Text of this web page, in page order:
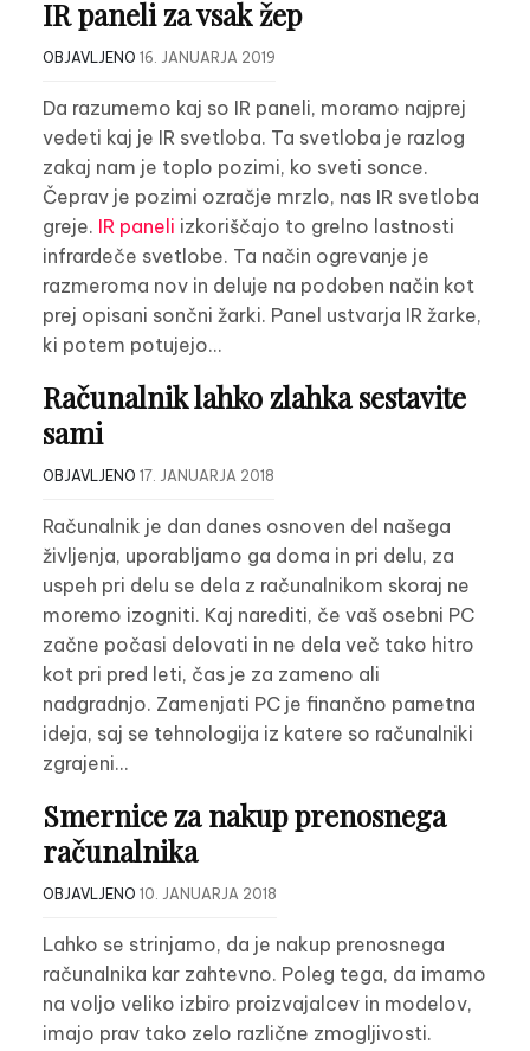
IR paneli za vsak žep
OBJAVLJENO 16. JANUARJA 2019
Da razumemo kaj so IR paneli, moramo najprej
vedeti kaj je IR svetloba. Ta svetloba je razlog
zakaj nam je toplo pozimi, ko sveti sonce.
Čeprav je pozimi ozračje mrzlo, nas IR svetloba
greje. IR paneli izkoriščajo to grelno lastnosti
infrardeče svetlobe. Ta način ogrevanje je
razmeroma nov in deluje na podoben način kot
prej opisani sončni žarki. Panel ustvarja IR žarke,
ki potem potujejo…
Računalnik lahko zlahka sestavite
sami
OBJAVLJENO 17. JANUARJA 2018
Računalnik je dan danes osnoven del našega
življenja, uporabljamo ga doma in pri delu, za
uspeh pri delu se dela z računalnikom skoraj ne
moremo izogniti. Kaj narediti, če vaš osebni PC
začne počasi delovati in ne dela več tako hitro
kot pri pred leti, čas je za zameno ali
nadgradnjo. Zamenjati PC je finančno pametna
ideja, saj se tehnologija iz katere so računalniki
zgrajeni…
Smernice za nakup prenosnega
računalnika
OBJAVLJENO 10. JANUARJA 2018
Lahko se strinjamo, da je nakup prenosnega
računalnika kar zahtevno. Poleg tega, da imamo
na voljo veliko izbiro proizvajalcev in modelov,
imajo prav tako zelo različne zmogljivosti.